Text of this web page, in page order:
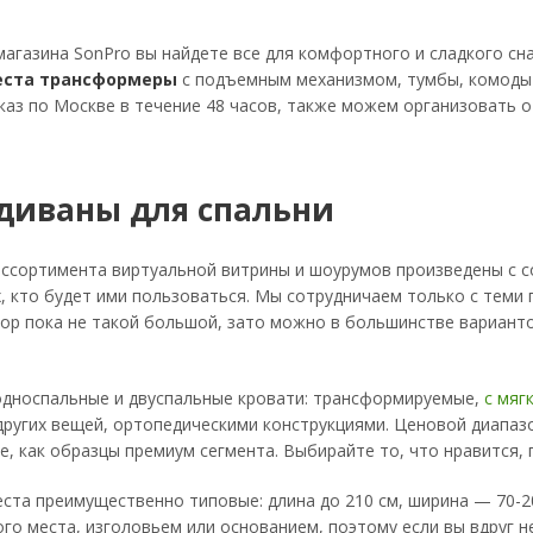
SonPro вы найдете все для комфортного и сладкого
трансформеры с подъемным механизмом, тумбы, комоды
по Москве в течение 48 часов, также можем организовать
для спальни
виртуальной витрины и шоурумов произведены с
кто будет ими пользоваться. Мы сотрудничаем только с
пока не такой большой, зато можно в большинстве
и двуспальные кровати: трансформируемые, с
вещей, ортопедическими конструкциями. Ценовой
как образцы премиум сегмента. Выбирайте то, что
преимущественно типовые: длина до 210 см, ширина — 70-
места, изголовьем или основанием, поэтому если вы вдруг